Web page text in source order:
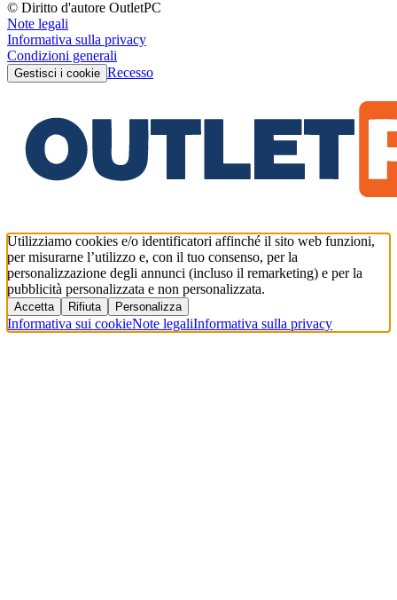
© Diritto d'autore OutletPC
Note legali
Informativa sulla privacy
Condizioni generali
Gestisci i cookie Recesso
Utilizziamo cookies e/o identificatori affinché il sito web funzioni,
per misurarne l’utilizzo e, con il tuo consenso, per la
personalizzazione degli annunci (incluso il remarketing) e per la
pubblicità personalizzata e non personalizzata.
Accetta Rifiuta Personalizza
Informativa sui cookieNote legaliInformativa sulla privacy